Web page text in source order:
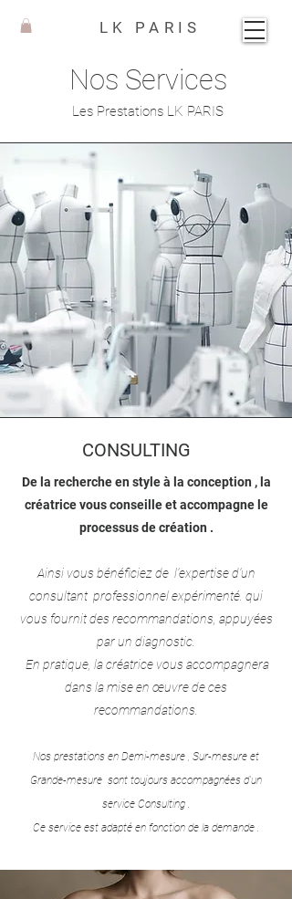
LK PARIS
Nos Services
Les Prestations LK PARIS
CONSULTING
De la recherche en style à la conception , la
créatrice vous conseille et accompagne le
processus de création .
Ainsi vous bénéficiez de l’expertise d’un
consultant professionnel expérimenté. qui
vous fournit des recommandations, appuyées
par un diagnostic.
En pratique, la créatrice vous accompagnera
dans la mise en œuvre de ces
recommandations.
Nos prestations en Demi-mesure , Sur-mesure et
Grande-mesure sont toujours accompagnées d'un
service Consulting .
Ce service est adapté en fonction de la demande .